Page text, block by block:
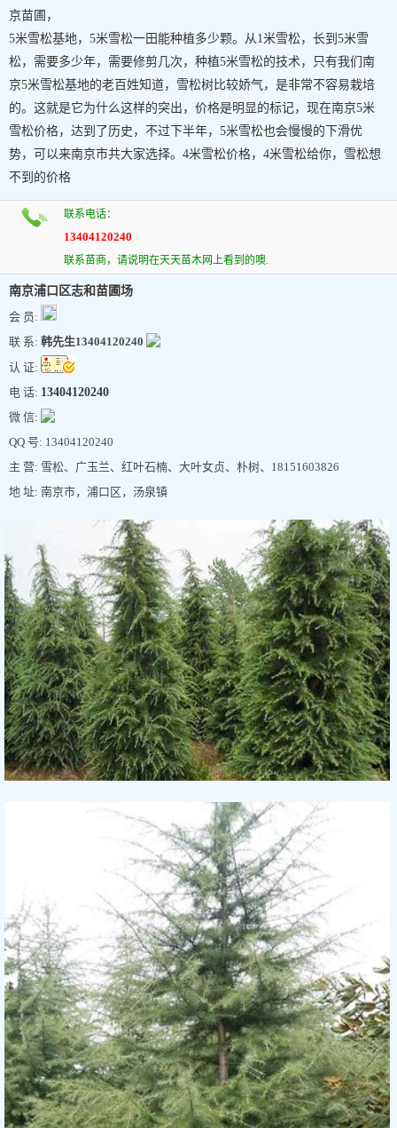
京苗圃，
5米雪松基地，5米雪松一田能种植多少颗。从1米雪松，长到5米雪
松，需要多少年，需要修剪几次，种植5米雪松的技术，只有我们南
京5米雪松基地的老百姓知道，雪松树比较娇气，是非常不容易栽培
的。这就是它为什么这样的突出，价格是明显的标记，现在南京5米
雪松价格，达到了历史，不过下半年，5米雪松也会慢慢的下滑优
势，可以来南京市共大家选择。4米雪松价格，4米雪松给你，雪松想
不到的价格
联系电话：
13404120240
联系苗商，请说明在天天苗木网上看到的噢.
南京浦口区志和苗圃场
会 员:
联 系: 韩先生13404120240
认 证:
电 话: 13404120240
微 信:
QQ 号: 13404120240
主 营: 雪松、广玉兰、红叶石楠、大叶女贞、朴树、18151603826
地 址: 南京市，浦口区，汤泉镇